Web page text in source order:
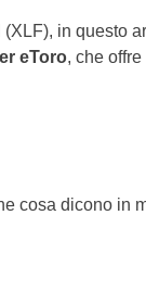
in questo
eToro, che
cosa dicono in